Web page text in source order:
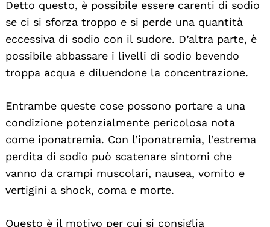
Detto questo, è possibile essere carenti di sodio
se ci si sforza troppo e si perde una quantità
eccessiva di sodio con il sudore. D’altra parte, è
possibile abbassare i livelli di sodio bevendo
troppa acqua e diluendone la concentrazione.
Entrambe queste cose possono portare a una
condizione potenzialmente pericolosa nota
come iponatremia. Con l’iponatremia, l’estrema
perdita di sodio può scatenare sintomi che
vanno da crampi muscolari, nausea, vomito e
vertigini a shock, coma e morte.
Questo è il motivo per cui si consiglia